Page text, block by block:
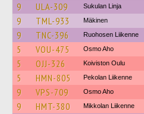
9 ULA-309 Sukulan Linja
9 TML-933 Mäkinen
9 TNC-396 Ruohosen Liikenne
5 VOU-475 Osmo Aho
5 OJJ-326 Koiviston Oulu
5 HMN-805 Pekolan Liikenne
9 VPS-709 Osmo Aho
9 HMT-380 Mikkolan Liikenne